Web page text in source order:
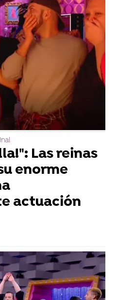
Las reinas
enorme
actuación